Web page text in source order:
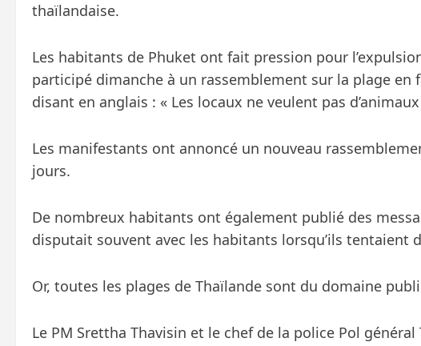
thaïlandaise.
Les habitants de Phuket ont fait pression pour
participé dimanche à un rassemblement sur la plage en
disant en anglais : « Les locaux ne veulent pas d’animaux
Les manifestants ont annoncé un nouveau
jours.
De nombreux habitants ont également publié des
disputait souvent avec les habitants lorsqu’ils tentaient
Or, toutes les plages de Thaïlande sont du domaine
Le PM Srettha Thavisin et le chef de la police Pol